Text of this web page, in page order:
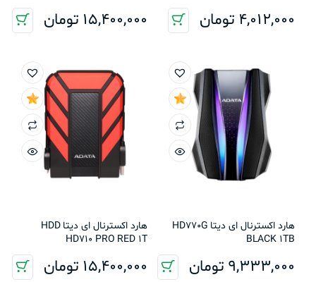
4,012,000 تومان 15,400,000 تومان
هارد اکسترنال ای دیتا HD770G
BLACK 1TB
9,333,000 تومان
هارد اکسترنال ای دیتا HDD
HD710 PRO RED 1T
15,400,000 تومان